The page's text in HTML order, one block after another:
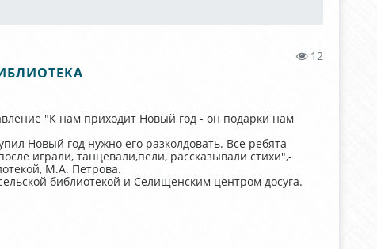
12
"К нам приходит Новый год - он подарки нам
Новый год нужно его разколдовать. Все ребята
играли, танцевали,пели, рассказывали стихи",-
М.А. Петрова.
библиотекой и Селищенским центром досуга.